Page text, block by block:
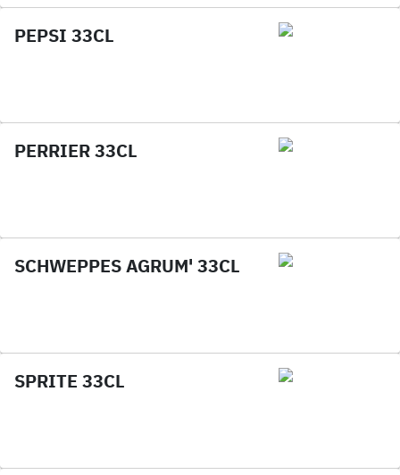
PEPSI 33CL
PERRIER 33CL
SCHWEPPES AGRUM' 33CL
SPRITE 33CL